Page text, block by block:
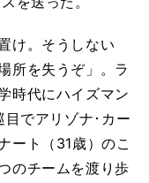
け。そうしない
所を失うぞ」。ラ
時代にハイズマン
でアリゾナ･カー
ート（31歳）のこ
のチームを渡り歩